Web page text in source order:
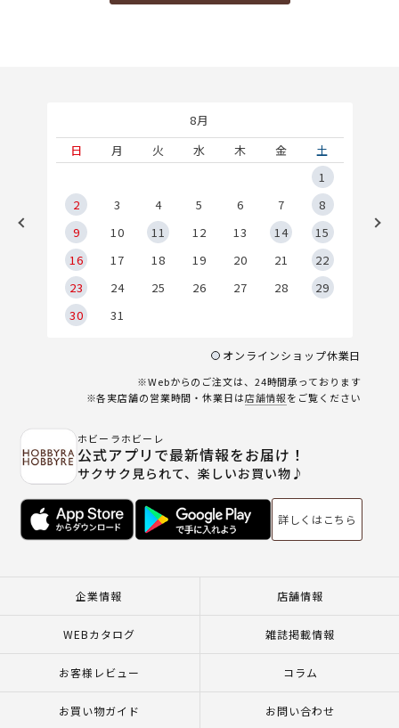
8月
日
月 火 水 木 金
土
1
2
3 4 5 6 7
8
9
10 11 12 13 14
15
16
17 18 19 20 21
22
23
24 25 26 27 28
29
30
31
オンラインショップ休業日
※Webからのご注文は、24時間承っております
※各実店舗の営業時間・休業日は店舗情報をご覧ください
ホビーラホビーレ
公式アプリで最新情報をお届け！
サクサク見られて、楽しいお買い物♪
詳しくはこちら
企業情報 店舗情報
WEBカタログ 雑誌掲載情報
お客様レビュー コラム
お買い物ガイド お問い合わせ